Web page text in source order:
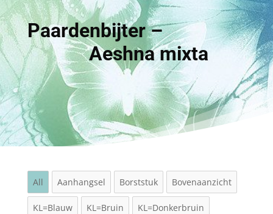
Paardenbijter –
Aeshna mixta
All Aanhangsel Borststuk Bovenaanzicht
KL=Blauw KL=Bruin KL=Donkerbruin